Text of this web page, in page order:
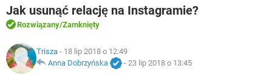
INSTAGRAM FACEBOOK
WINDOWS 10
SPOTIFY
INSTAGRAM
WINDOWS 10
ANDROID TIKTOK
GRY
IOS
INSTAGRAM
FORUM
COVID-19
GRY WHATSAPP
ARTYKUŁY
COVID-19
Jak usunąć relację na Instagramie?
Rozwiązany/Zamknięty
Trisza - 18 lip 2018 o 12:49
Anna Dobrzyńska
- 23 lip 2018 o 13:45